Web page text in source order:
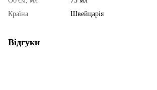
Країна
Швейцарія
Відгуки